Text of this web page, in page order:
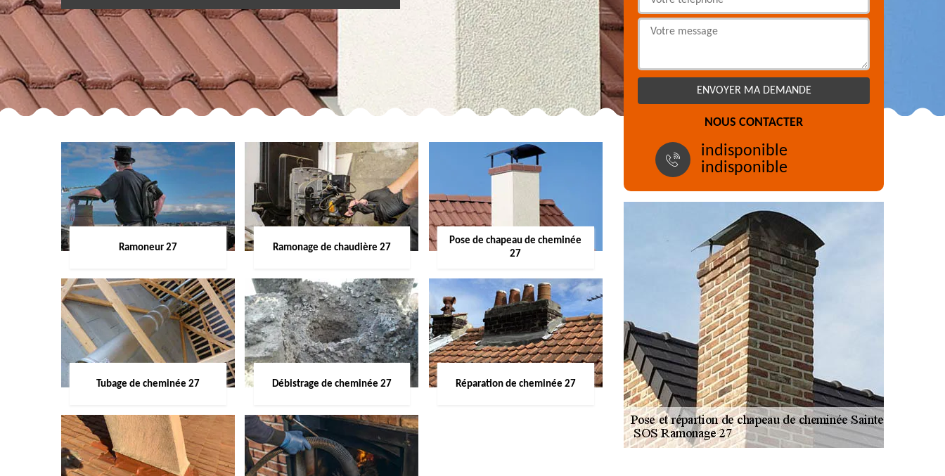
Ramoneur 27 Ramonage de chaudière 27
Pose de chapeau de cheminée
27
Tubage de cheminée 27 Débistrage de cheminée 27 Réparation de cheminée 27
NOUS CONTACTER
indisponible
indisponible